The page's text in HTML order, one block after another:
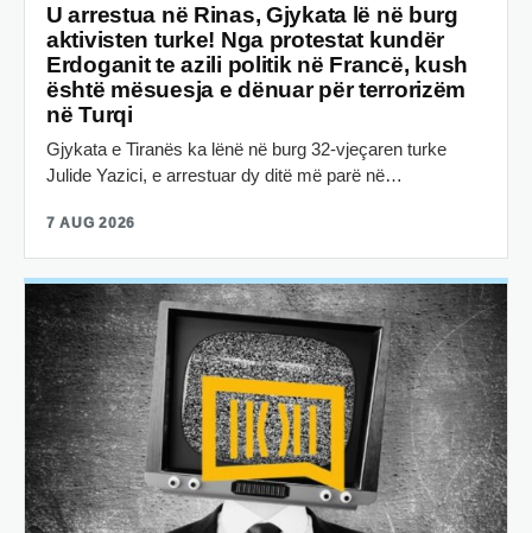
U arrestua në Rinas, Gjykata lë në burg
aktivisten turke! Nga protestat kundër
Erdoganit te azili politik në Francë, kush
është mësuesja e dënuar për terrorizëm
në Turqi
Gjykata e Tiranës ka lënë në burg 32-vjeçaren turke
Julide Yazici, e arrestuar dy ditë më parë në…
7 AUG 2026